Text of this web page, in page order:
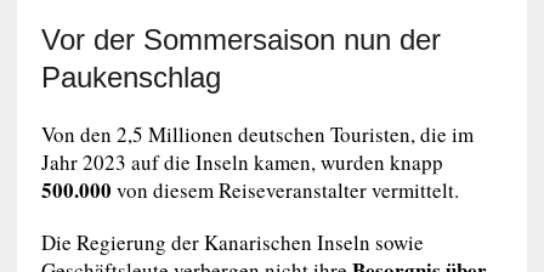
Vor der Sommersaison nun der
Paukenschlag
Von den 2,5 Millionen deutschen Touristen, die im
Jahr 2023 auf die Inseln kamen, wurden knapp
500.000 von diesem Reiseveranstalter vermittelt.
Die Regierung der Kanarischen Inseln sowie